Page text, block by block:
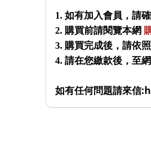
1. 如有加入會員，請
2. 購買前請閱覽本網
3. 購買完成後，請依
4. 請在您繳款後，至
如有任何問題請來信